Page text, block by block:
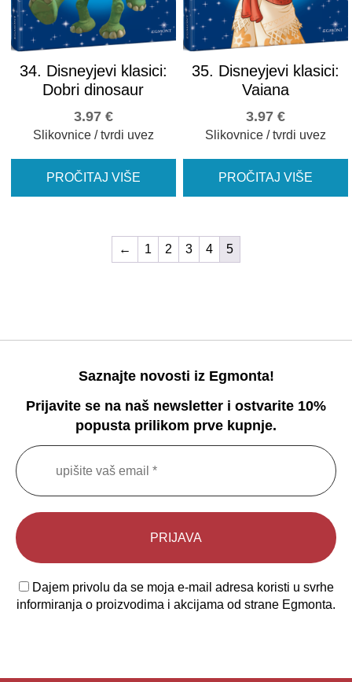
34. Disneyjevi klasici:
Dobri dinosaur
3.97 €
Slikovnice / tvrdi uvez
PROČITAJ VIŠE
35. Disneyjevi klasici:
Vaiana
3.97 €
Slikovnice / tvrdi uvez
PROČITAJ VIŠE
← 1 2 3 4 5
Saznajte novosti iz Egmonta!
Prijavite se na naš newsletter i ostvarite 10%
popusta prilikom prve kupnje.
Dajem privolu da se moja e-mail adresa koristi u svrhe
informiranja o proizvodima i akcijama od strane Egmonta.